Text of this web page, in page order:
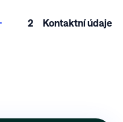
2 Kontaktní údaje